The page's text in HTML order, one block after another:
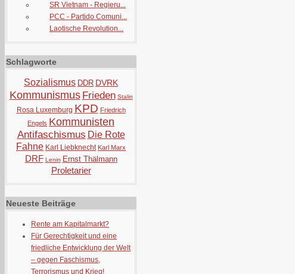
SR Vietnam - Regieru...
PCC - Partido Comuni...
Laotische Revolution...
Schlagworte
Sozialismus DDR DVRK
Kommunismus Frieden Stalin
Rosa Luxemburg KPD Friedrich
Engels Kommunisten
Antifaschismus Die Rote
Fahne Karl Liebknecht Karl Marx
DRF Lenin Ernst Thälmann
Proletarier
Neueste Beiträge
Rente am Kapitalmarkt?
Für Gerechtigkeit und eine
friedliche Entwicklung der Welt
– gegen Faschismus,
Terrorismus und Krieg!